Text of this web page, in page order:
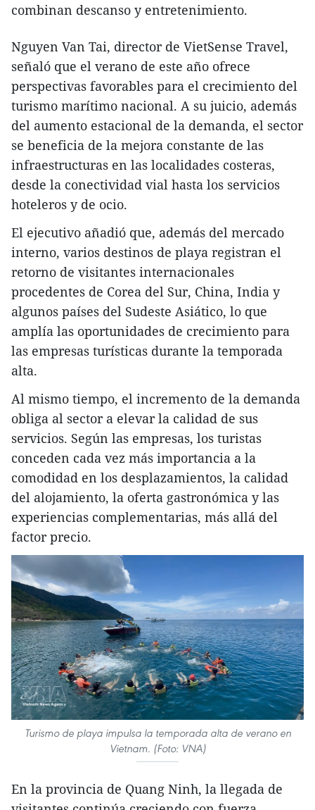
combinan descanso y entretenimiento.
​Nguyen Van Tai, director de VietSense Travel,
señaló que el verano de este año ofrece
perspectivas favorables para el crecimiento del
turismo marítimo nacional. A su juicio, además
del aumento estacional de la demanda, el sector
se beneficia de la mejora constante de las
infraestructuras en las localidades costeras,
desde la conectividad vial hasta los servicios
hoteleros y de ocio.
​El ejecutivo añadió que, además del mercado
interno, varios destinos de playa registran el
retorno de visitantes internacionales
procedentes de Corea del Sur, China, India y
algunos países del Sudeste Asiático, lo que
amplía las oportunidades de crecimiento para
las empresas turísticas durante la temporada
alta.
​Al mismo tiempo, el incremento de la demanda
obliga al sector a elevar la calidad de sus
servicios. Según las empresas, los turistas
conceden cada vez más importancia a la
comodidad en los desplazamientos, la calidad
del alojamiento, la oferta gastronómica y las
experiencias complementarias, más allá del
factor precio.
Turismo de playa impulsa la temporada alta de verano en
Vietnam. (Foto: VNA)
En la provincia de Quang Ninh, la llegada de